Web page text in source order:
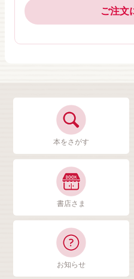
ご注文
本をさがす
書店さま
お知らせ